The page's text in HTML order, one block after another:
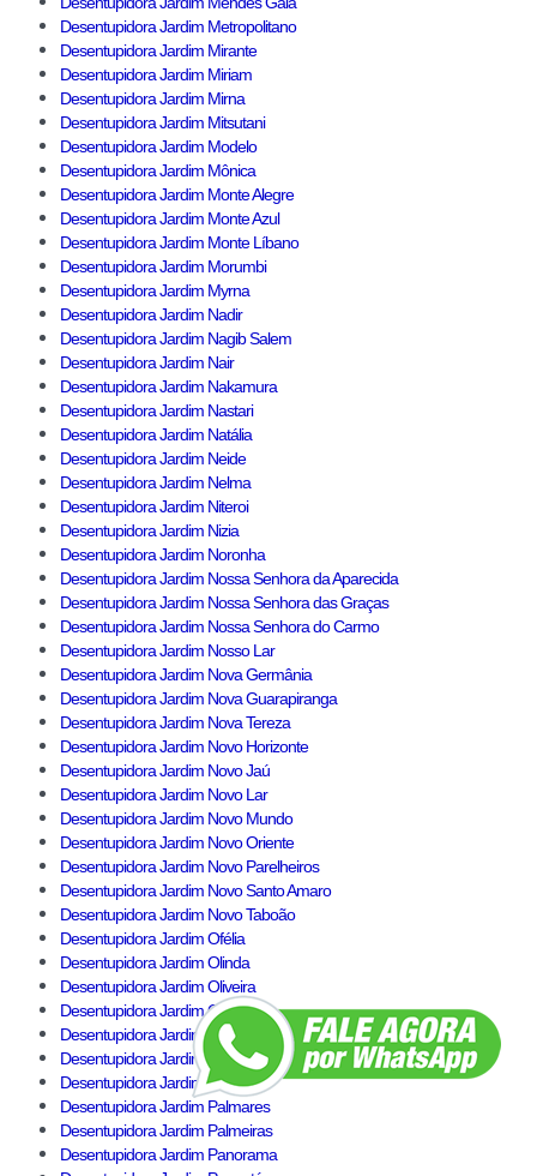
Desentupidora Jardim Metropolitano
Desentupidora Jardim Mirante
Desentupidora Jardim Miriam
Desentupidora Jardim Mirna
Desentupidora Jardim Mitsutani
Desentupidora Jardim Modelo
Desentupidora Jardim Mônica
Desentupidora Jardim Monte Alegre
Desentupidora Jardim Monte Azul
Desentupidora Jardim Monte Líbano
Desentupidora Jardim Morumbi
Desentupidora Jardim Myrna
Desentupidora Jardim Nadir
Desentupidora Jardim Nagib Salem
Desentupidora Jardim Nair
Desentupidora Jardim Nakamura
Desentupidora Jardim Nastari
Desentupidora Jardim Natália
Desentupidora Jardim Neide
Desentupidora Jardim Nelma
Desentupidora Jardim Niteroi
Desentupidora Jardim Nizia
Desentupidora Jardim Noronha
Desentupidora Jardim Nossa Senhora da Aparecida
Desentupidora Jardim Nossa Senhora das Graças
Desentupidora Jardim Nossa Senhora do Carmo
Desentupidora Jardim Nosso Lar
Desentupidora Jardim Nova Germânia
Desentupidora Jardim Nova Guarapiranga
Desentupidora Jardim Nova Tereza
Desentupidora Jardim Novo Horizonte
Desentupidora Jardim Novo Jaú
Desentupidora Jardim Novo Lar
Desentupidora Jardim Novo Mundo
Desentupidora Jardim Novo Oriente
Desentupidora Jardim Novo Parelheiros
Desentupidora Jardim Novo Santo Amaro
Desentupidora Jardim Novo Taboão
Desentupidora Jardim Ofélia
Desentupidora Jardim Olinda
Desentupidora Jardim Oliveira
Desentupidora Jardim Orban
Desentupidora Jardim Oriental
Desentupidora Jardim Orion
Desentupidora Jardim Orly
Desentupidora Jardim Palmares
Desentupidora Jardim Palmeiras
Desentupidora Jardim Panorama